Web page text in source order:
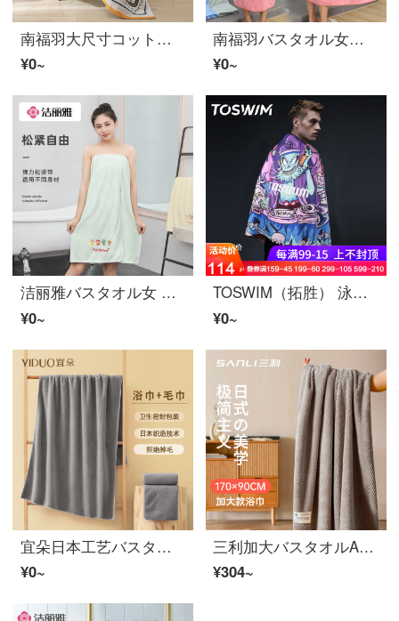
南福羽大尺寸コットンバスタオル纱布家用女吸水速干男冬季大高级2022新款コットン バスタオル-罗曼白【加大尺寸80*160cm】
¥0~
南福羽バスタオル女家用吸水速干不掉毛可穿可裹巾浴袍式浴裙子2022新款 小雏菊粉色 130x100cm
¥0~
洁丽雅バスタオル女 可穿抹胸浴裙夏季成人浴袍柔软吸水速干洗澡裹巾 绿色
¥0~
TOSWIM（拓胜） 泳镜侠 游泳バスタオル女吸水速干バスタオル男 运动健身沙滩巾速干タオル 电音阎魔【160*80cm】暗扣设计
¥0~
宜朵日本工艺バスタオル男女浴袍情侣吸水速干不掉毛超大タオル成人通用加厚可穿可裹婴儿加绒儿童游泳斗篷套装 暮云灰-空气绒バスタオル*1+タオル*1
¥0~
三利加大バスタオルA类吸水速干成人大バスタオル男女通用 90*170cm 420G 天空灰
¥304~